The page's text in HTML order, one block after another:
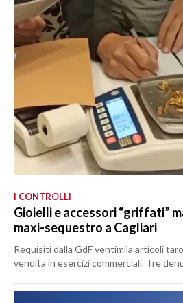
I CONTROLLI
Gioielli e accessori “griffati”
maxi-sequestro a Cagliari
Requisiti dalla GdF ventimila articoli
vendita in esercizi commerciali. Tre